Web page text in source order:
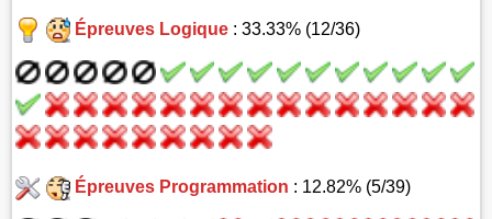
Épreuves Logique: 33.33% (12/36)
Épreuves Programmation : 12.82% (5/39)